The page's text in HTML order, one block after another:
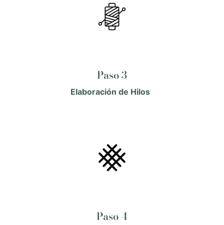
Paso 3
Elaboración de Hilos
Paso 4